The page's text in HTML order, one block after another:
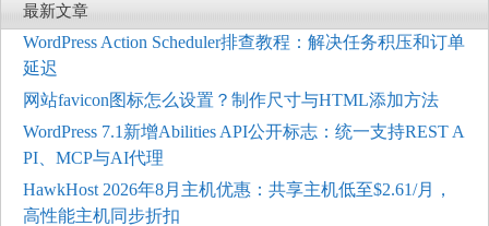
最新文章
WordPress Action Scheduler排查教程：解决任务积压和订单
延迟
网站favicon图标怎么设置？制作尺寸与HTML添加方法
WordPress 7.1新增Abilities API公开标志：统一支持REST A
PI、MCP与AI代理
HawkHost 2026年8月主机优惠：共享主机低至$2.61/月，
高性能主机同步折扣